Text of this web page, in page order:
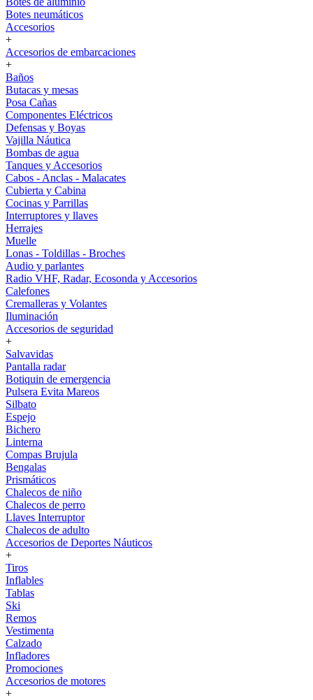
Botes neumáticos
Accesorios
+
Accesorios de embarcaciones
+
Baños
Butacas y mesas
Posa Cañas
Componentes Eléctricos
Defensas y Boyas
Vajilla Náutica
Bombas de agua
Tanques y Accesorios
Cabos - Anclas - Malacates
Cubierta y Cabina
Cocinas y Parrillas
Interruptores y llaves
Herrajes
Muelle
Lonas - Toldillas - Broches
Audio y parlantes
Radio VHF, Radar, Ecosonda y Accesorios
Calefones
Cremalleras y Volantes
Iluminación
Accesorios de seguridad
+
Salvavidas
Pantalla radar
Botiquin de emergencia
Pulsera Evita Mareos
Silbato
Espejo
Bichero
Linterna
Compas Brujula
Bengalas
Prismáticos
Chalecos de niño
Chalecos de perro
Llaves Interruptor
Chalecos de adulto
Accesorios de Deportes Náuticos
+
Tiros
Inflables
Tablas
Ski
Remos
Vestimenta
Calzado
Infladores
Promociones
Accesorios de motores
+